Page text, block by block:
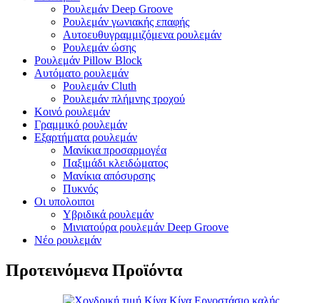
Ρουλεμάν Deep Groove
Ρουλεμάν γωνιακής επαφής
Αυτοευθυγραμμιζόμενα ρουλεμάν
Ρουλεμάν ώσης
Ρουλεμάν Pillow Block
Αυτόματο ρουλεμάν
Ρουλεμάν Cluth
Ρουλεμάν πλήμνης τροχού
Κοινό ρουλεμάν
Γραμμικό ρουλεμάν
Εξαρτήματα ρουλεμάν
Μανίκια προσαρμογέα
Παξιμάδι κλειδώματος
Μανίκια απόσυρσης
Πυκνός
Οι υπολοιποι
Υβριδικά ρουλεμάν
Μινιατούρα ρουλεμάν Deep Groove
Νέο ρουλεμάν
Προτεινόμενα Προϊόντα